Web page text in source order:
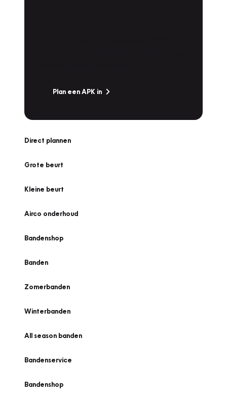
Plan een APK in
Direct plannen
Grote beurt
Kleine beurt
Airco onderhoud
Bandenshop
Banden
Zomerbanden
Winterbanden
All season banden
Bandenservice
Bandenshop